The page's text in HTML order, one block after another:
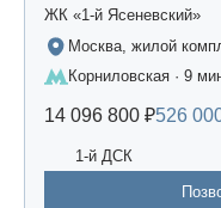
ЖК «1-й Ясеневский»
Москва, жилой
Корниловская · 9
14 096 800 ₽526
1-й ДСК